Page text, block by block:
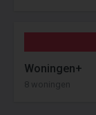
Woningen+
8 woningen